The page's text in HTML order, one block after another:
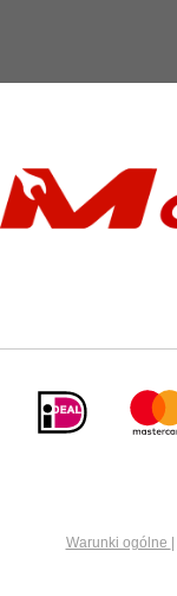
Warunki ogólne